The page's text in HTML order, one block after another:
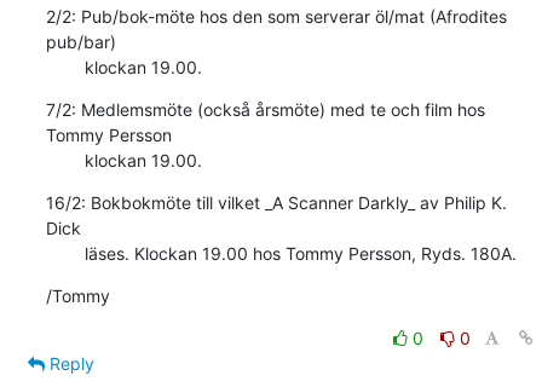
2/2: Pub/bok-möte hos den som serverar öl/mat (Afrodites
pub/bar)
        klockan 19.00.
7/2: Medlemsmöte (också årsmöte) med te och film hos
Tommy Persson
        klockan 19.00.
16/2: Bokbokmöte till vilket _A Scanner Darkly_ av Philip K.
Dick
        läses. Klockan 19.00 hos Tommy Persson, Ryds. 180A.
/Tommy
0
0
Reply